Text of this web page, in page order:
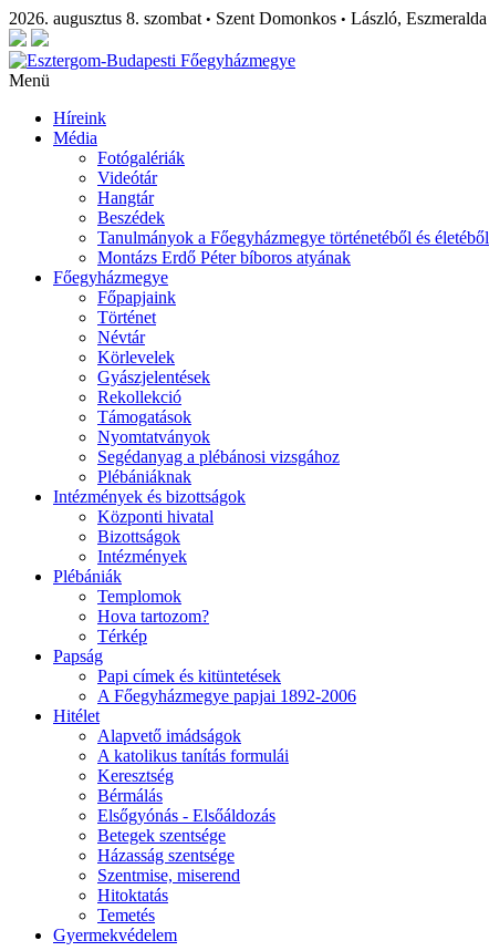
2026. augusztus 8. szombat • Szent Domonkos • László, Eszmeralda
Menü
Híreink
Média
Fotógalériák
Videótár
Hangtár
Beszédek
Tanulmányok a Főegyházmegye történetéből és életéből
Montázs Erdő Péter bíboros atyának
Főegyházmegye
Főpapjaink
Történet
Névtár
Körlevelek
Gyászjelentések
Rekollekció
Támogatások
Nyomtatványok
Segédanyag a plébánosi vizsgához
Plébániáknak
Intézmények és bizottságok
Központi hivatal
Bizottságok
Intézmények
Plébániák
Templomok
Hova tartozom?
Térkép
Papság
Papi címek és kitüntetések
A Főegyházmegye papjai 1892-2006
Hitélet
Alapvető imádságok
A katolikus tanítás formulái
Keresztség
Bérmálás
Elsőgyónás - Elsőáldozás
Betegek szentsége
Házasság szentsége
Szentmise, miserend
Hitoktatás
Temetés
Gyermekvédelem